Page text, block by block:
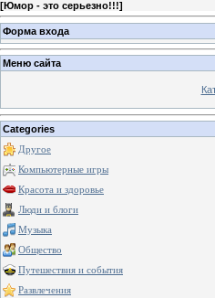
[Юмор - это серьезно!!!]
Форма входа
Меню сайта
Categories
Другое
Компьютерные игры
Красота и здоровье
Люди и блоги
Музыка
Общество
Путешествия и события
Развлечения